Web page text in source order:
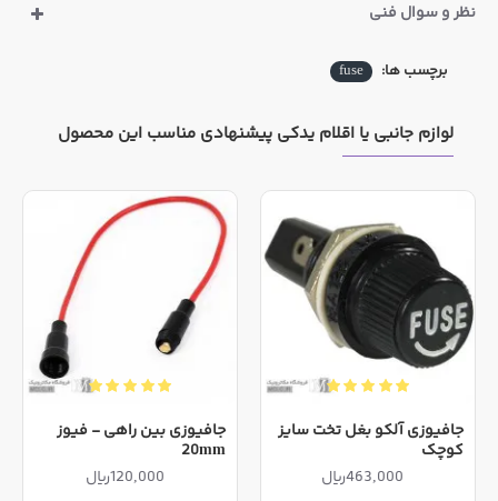
نظر و سوال فنی
برچسب ها: fuse
لوازم جانبی یا اقلام یدکی پیشنهادی مناسب این محصول
جافیوزی آلکو بغل تخت سایز
کوچک
463,000ریال
جافیوزی بین راهی - فیوز
20mm
120,000ریال